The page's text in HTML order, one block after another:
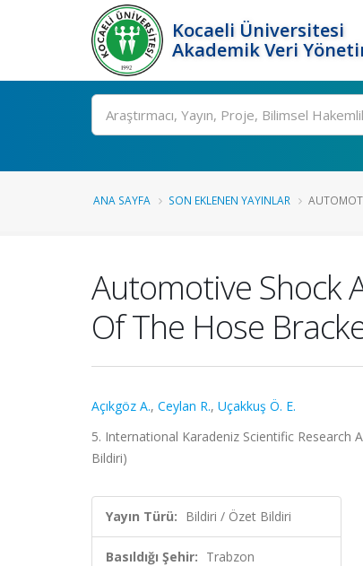
Kocaeli Üniversitesi
Akademik Veri
Ara
ANA SAYFA SON EKLENEN YAYINLAR
Automotive Shock
Of The Hose
Açıkgöz A., Ceylan R., Uçakkuş Ö. E.
5. International Karadeniz Scientific Research
Bildiri)
Yayın Türü: Bildiri / Özet Bildiri
Basıldığı Şehir: Trabzon